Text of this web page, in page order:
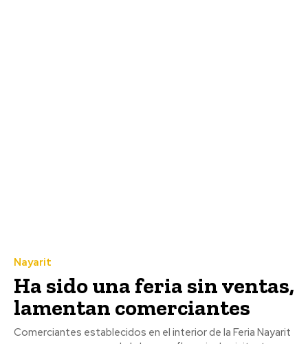
Nayarit
Ha sido una feria sin ventas,
lamentan comerciantes
Comerciantes establecidos en el interior de la Feria Nayarit